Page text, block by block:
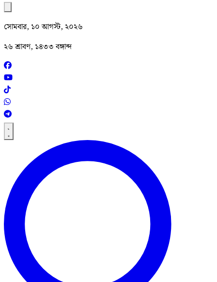
সোমবার, ১০ আগস্ট, ২০২৬
২৬ শ্রাবণ, ১৪৩৩ বঙ্গাব্দ